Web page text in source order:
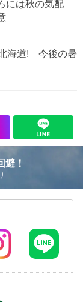
には秋の気配
海道! 今後の暑
避！